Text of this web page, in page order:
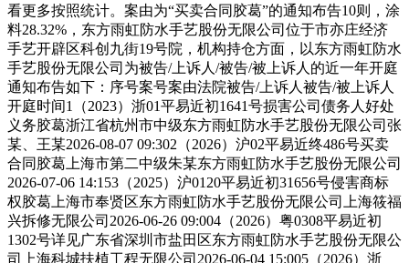
看更多按照统计。案由为“买卖合同胶葛”的通知布告10则，涂
料28.32%，东方雨虹防水手艺股份无限公司位于市亦庄经济
手艺开辟区科创九街19号院，机构持仓方面，以东方雨虹防水
手艺股份无限公司为被告/上诉人/被告/被上诉人的近一年开庭
通知布告如下：序号案号案由法院被告/上诉⼈被告/被上诉人
开庭时间1（2023）浙01平易近初1641号损害公司债务人好处
义务胶葛浙江省杭州市中级东方雨虹防水手艺股份无限公司张
某、王某2026-08-07 09:302（2026）沪02平易近终486号买卖
合同胶葛上海市第二中级朱某东方雨虹防水手艺股份无限公司
2026-07-06 14:153（2025）沪0120平易近初31656号侵害商标
权胶葛上海市奉贤区东方雨虹防水手艺股份无限公司上海筱福
兴拆修无限公司2026-06-26 09:004（2026）粤0308平易近初
1302号详见广东省深圳市盐田区东方雨虹防水手艺股份无限公
司上海科城扶植工程无限公司2026-06-04 15:005（2026）浙